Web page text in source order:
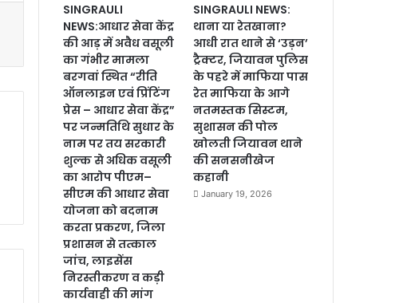
SINGRAULI
NEWS:आधार सेवा केंद्र
की आड़ में अवैध वसूली
का गंभीर मामला
बरगवां स्थित “रीति
ऑनलाइन एवं प्रिंटिंग
प्रेस – आधार सेवा केंद्र”
पर जन्मतिथि सुधार के
नाम पर तय सरकारी
शुल्क से अधिक वसूली
का आरोप पीएम–
सीएम की आधार सेवा
योजना को बदनाम
करता प्रकरण, जिला
प्रशासन से तत्काल
जांच, लाइसेंस
निरस्तीकरण व कड़ी
कार्यवाही की मांग
SINGRAULI NEWS:
थाना या रेतखाना?
आधी रात थाने से ‘उड़न’
ट्रैक्टर, जियावन पुलिस
के पहरे में माफिया पास
रेत माफिया के आगे
नतमस्तक सिस्टम,
सुशासन की पोल
खोलती जियावन थाने
की सनसनीखेज
कहानी
January 19, 2026